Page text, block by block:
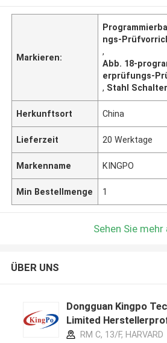
Markieren:
ngs-
,
Abb. 18-
erprüfungs-
, Stahl
Herkunftsort China
Lieferzeit 20 Werktage
Markenname KINGPO
Min Bestellmenge 1
Sehen Sie mehr
ÜBER UNS
Dongguan Kingpo
Limited
RM C, 13/F, HARVARD